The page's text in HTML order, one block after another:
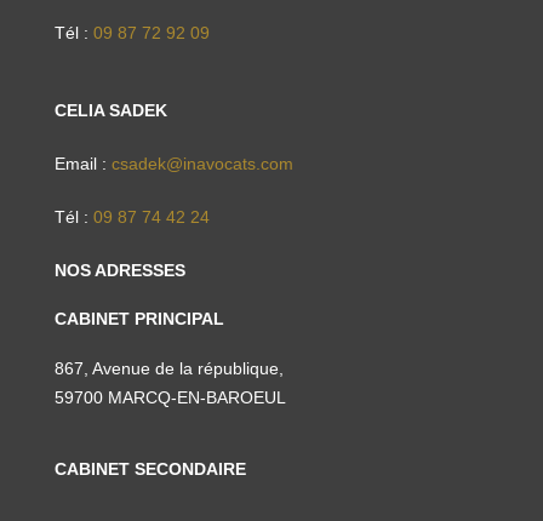
Tél : 09 87 72 92 09
CELIA SADEK
Email : csadek@inavocats.com
Tél : 09 87 74 42 24
NOS ADRESSES
CABINET PRINCIPAL
867, Avenue de la république,
59700 MARCQ-EN-BAROEUL
CABINET SECONDAIRE